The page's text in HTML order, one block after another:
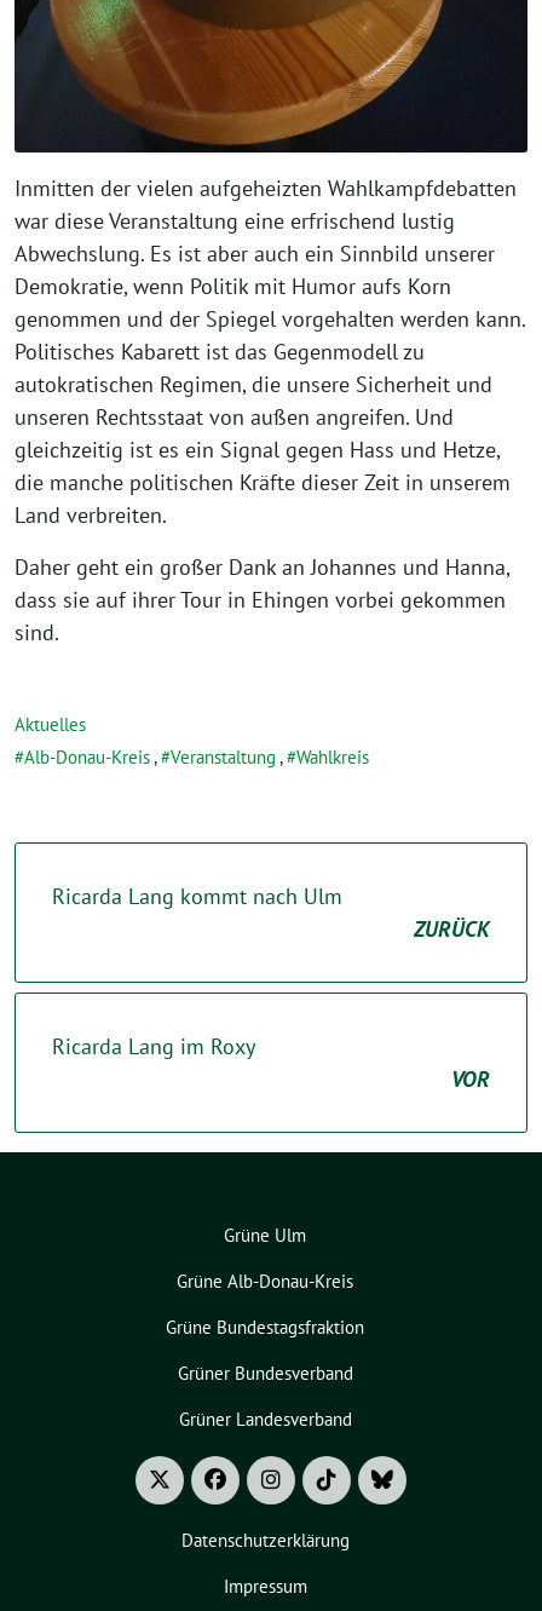
Inmitten der vielen aufgeheizten Wahlkampfdebatten
war diese Veranstaltung eine erfrischend lustig
Abwechslung. Es ist aber auch ein Sinnbild unserer
Demokratie, wenn Politik mit Humor aufs Korn
genommen und der Spiegel vorgehalten werden kann.
Politisches Kabarett ist das Gegenmodell zu
autokratischen Regimen, die unsere Sicherheit und
unseren Rechtsstaat von außen angreifen. Und
gleichzeitig ist es ein Signal gegen Hass und Hetze,
die manche politischen Kräfte dieser Zeit in unserem
Land verbreiten.
Daher geht ein großer Dank an Johannes und Hanna,
dass sie auf ihrer Tour in Ehingen vorbei gekommen
sind.
Aktuelles
Alb-Donau-Kreis, Veranstaltung , Wahlkreis
Ricarda Lang kommt nach Ulm
ZURÜCK
Ricarda Lang im Roxy
VOR
Grüne Ulm
Grüne Alb-Donau-Kreis
Grüne Bundestagsfraktion
Grüner Bundesverband
Grüner Landesverband
Datenschutzerklärung
Impressum